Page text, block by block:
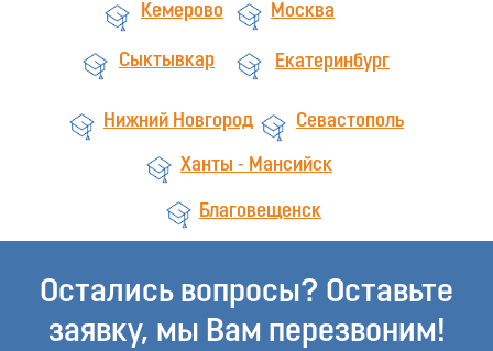
Благовещенск
Ханты - Мансийск
Москва
Нижний Новгород
Кемерово
Севастополь
Сыктывкар Екатеринбург
Остались вопросы? Оставьте
заявку, мы Вам перезвоним!